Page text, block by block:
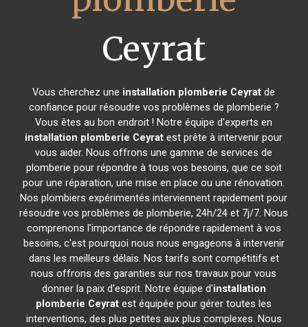
Ceyrat
Vous cherchez une installation plomberie Ceyrat de
confiance pour résoudre vos problèmes de plomberie ?
Vous êtes au bon endroit ! Notre équipe d'experts en
installation plomberie Ceyrat est prête à intervenir pour
vous aider. Nous offrons une gamme de services de
plomberie pour répondre à tous vos besoins, que ce soit
pour une réparation, une mise en place ou une rénovation.
Nos plombiers expérimentés interviennent rapidement pour
résoudre vos problèmes de plomberie, 24h/24 et 7j/7. Nous
comprenons l'importance de répondre rapidement à vos
besoins, c'est pourquoi nous nous engageons à intervenir
dans les meilleurs délais. Nos tarifs sont compétitifs et
nous offrons des garanties sur nos travaux pour vous
donner la paix d'esprit. Notre équipe d'installation
plomberie Ceyrat est équipée pour gérer toutes les
interventions, des plus petites aux plus complexes. Nous